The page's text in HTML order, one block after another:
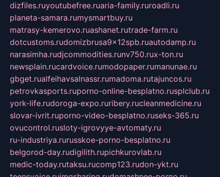
dizfiles.ruyoutubefree.ruaria-family.ruroadli.ru
planeta-samara.rumysmartbuy.ru
matrasy-kemerovo.ruashanet.rutrade-farm.ru
dotcustoms.rudomizbrusa9x12spb.ruautodamp.ru
narasimha.rudjcommodities.runv750.rux-ton.ru
newsplain.rucardvoice.rumodopaper.rumanunae.ru
gbget.rualfeihavsalnassr.rumadoma.rutajuncos.ru
petrovkasports.ruporno-online-besplatno.rusplclub.ru
york-life.rudoroga-expo.ruribery.rucleanmedicine.ru
slovar-ivrit.ruporno-video-besplatno.ruseks-365.ru
ovucontrol.rusloty-igrovyye-avtomaty.ru
ru-industriya.rurusskoe-porno-besplatno.ru
belgorod-day.rudigilith.rupichkurovlab.ru
medic-today.rutaksu.rucomp123.rudon-ykt.ru